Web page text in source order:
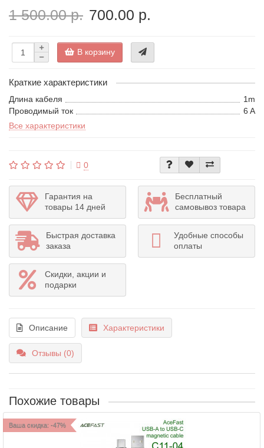
1 500.00 р. 700.00 р.
В корзину
Краткие характеристики
Длина кабеля
1m
Проводимый ток
6 A
Все характеристики
0
Гарантия на
товары 14 дней
Бесплатный
самовывоз товара
Быстрая доставка
заказа
Удобные способы
оплаты
Скидки, акции и
подарки
Описание Характеристики
Отзывы (0)
Похожие товары
Ваша скидка: -47%